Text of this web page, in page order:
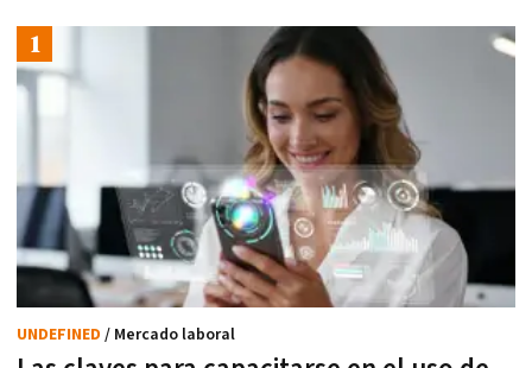
UNDEFINED / Mercado laboral